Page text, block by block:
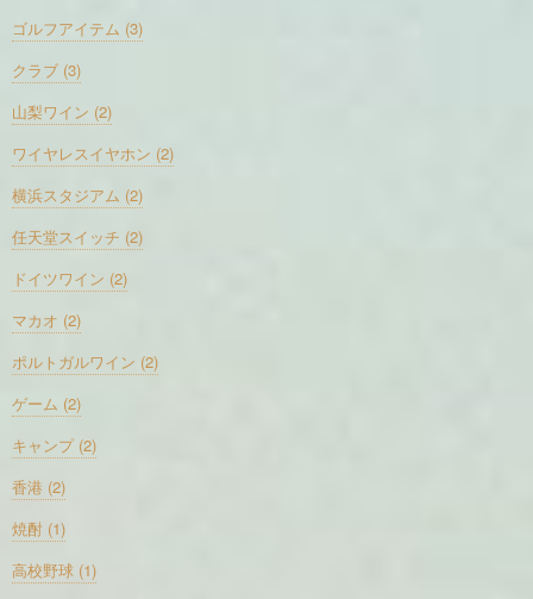
ゴルフアイテム (3)
クラブ (3)
山梨ワイン (2)
ワイヤレスイヤホン (2)
横浜スタジアム (2)
任天堂スイッチ (2)
ドイツワイン (2)
マカオ (2)
ポルトガルワイン (2)
ゲーム (2)
キャンプ (2)
香港 (2)
焼酎 (1)
高校野球 (1)